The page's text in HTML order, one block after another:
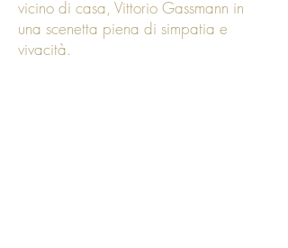
vicino di casa, Vittorio Gassmann in
una scenetta piena di simpatia e
vivacità.